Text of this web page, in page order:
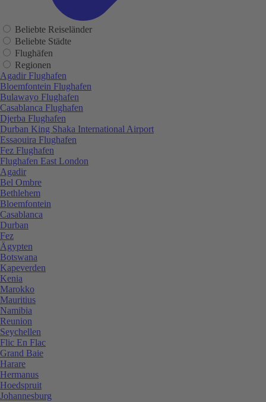
Beliebte Reiseländer
Beliebte Städte
Flughäfen
Regionen
Agadir Flughafen
Bloemfontein Flughafen
Bulawayo Flughafen
Casablanca Flughafen
Djerba Flughafen
Durban King Shaka International Airport
Essaouira Flughafen
Fez Flughafen
Flughafen East London
Agadir
Bel Ombre
Bethlehem
Bloemfontein
Casablanca
Durban
Fez
Ägypten
Botswana
Kapeverden
Kenia
Marokko
Mauritius
Namibia
Reunion
Seychellen
Flic En Flac
Grand Baie
Harare
Hermanus
Hoedspruit
Johannesburg